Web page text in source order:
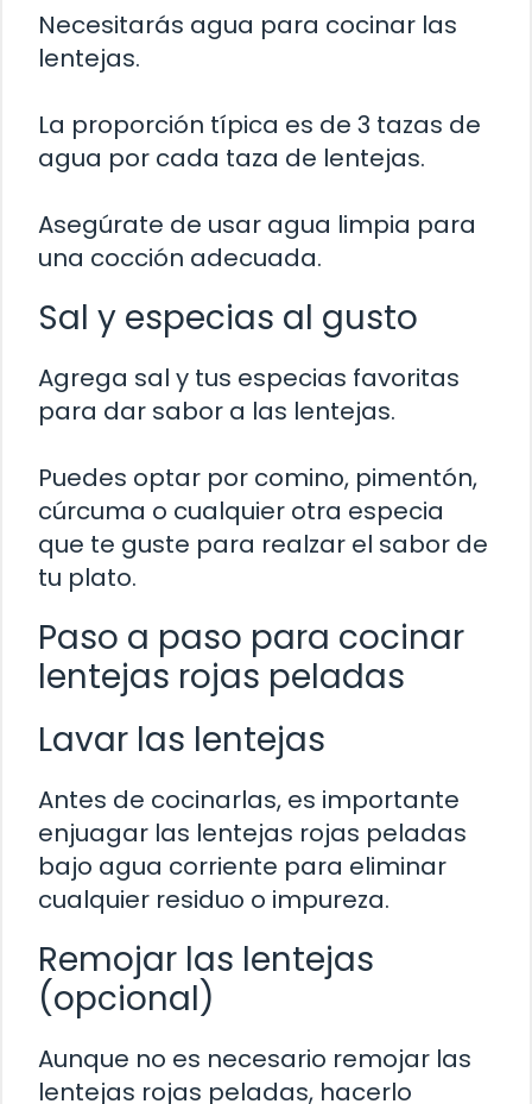
Necesitarás agua para cocinar las
lentejas.
La proporción típica es de 3 tazas de
agua por cada taza de lentejas.
Asegúrate de usar agua limpia para
una cocción adecuada.
Sal y especias al gusto
Agrega sal y tus especias favoritas
para dar sabor a las lentejas.
Puedes optar por comino, pimentón,
cúrcuma o cualquier otra especia
que te guste para realzar el sabor de
tu plato.
Paso a paso para cocinar
lentejas rojas peladas
Lavar las lentejas
Antes de cocinarlas, es importante
enjuagar las lentejas rojas peladas
bajo agua corriente para eliminar
cualquier residuo o impureza.
Remojar las lentejas
(opcional)
Aunque no es necesario remojar las
lentejas rojas peladas, hacerlo